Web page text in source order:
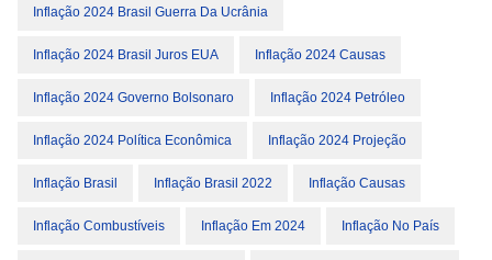
Inflação 2024 Brasil Guerra Da Ucrânia
Inflação 2024 Brasil Juros EUA Inflação 2024 Causas
Inflação 2024 Governo Bolsonaro Inflação 2024 Petróleo
Inflação 2024 Política Econômica Inflação 2024 Projeção
Inflação Brasil Inflação Brasil 2022 Inflação Causas
Inflação Combustíveis Inflação Em 2024 Inflação No País